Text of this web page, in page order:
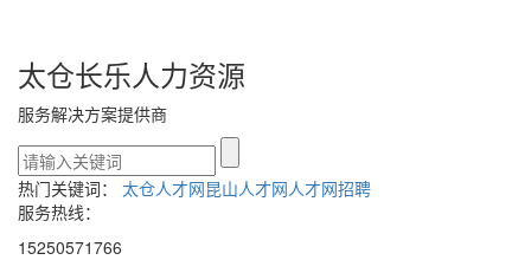
太仓长乐人力资源
服务解决方案提供商
热门关键词： 太仓人才网昆山人才网人才网招聘
服务热线：
15250571766